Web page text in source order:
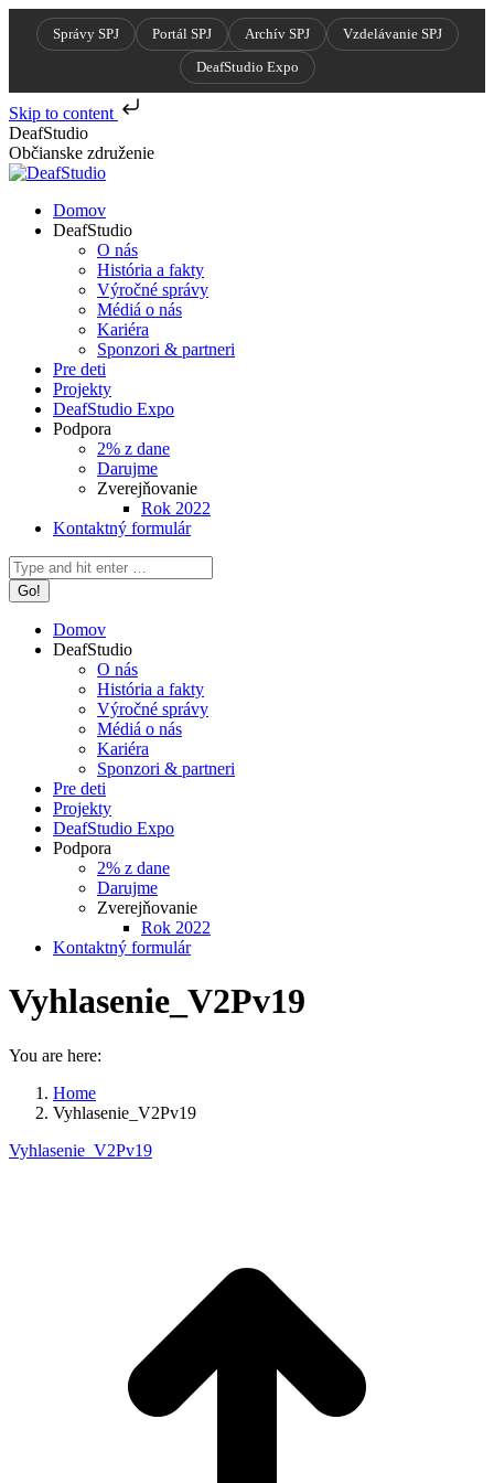
Správy SPJ Portál SPJ Archív SPJ
Vzdelávanie SPJ
DeafStudio Expo
Skip to content
Skip
to
content
DeafStudio
Občianske združenie
Domov
DeafStudio
O nás
História a fakty
Výročné správy
Médiá o nás
Kariéra
Sponzori & partneri
Pre deti
Projekty
DeafStudio Expo
Podpora
2% z dane
Darujme
Zverejňovanie
Rok 2022
Kontaktný formulár
Search:
Domov
DeafStudio
O nás
História a fakty
Výročné správy
Médiá o nás
Kariéra
Sponzori & partneri
Pre deti
Projekty
DeafStudio Expo
Podpora
2% z dane
Darujme
Zverejňovanie
Rok 2022
Kontaktný formulár
Vyhlasenie_V2Pv19
You are here:
Home
Vyhlasenie_V2Pv19
Vyhlasenie_V2Pv19